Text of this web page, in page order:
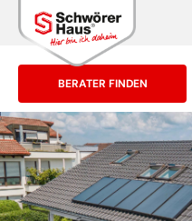
BERATER FINDEN